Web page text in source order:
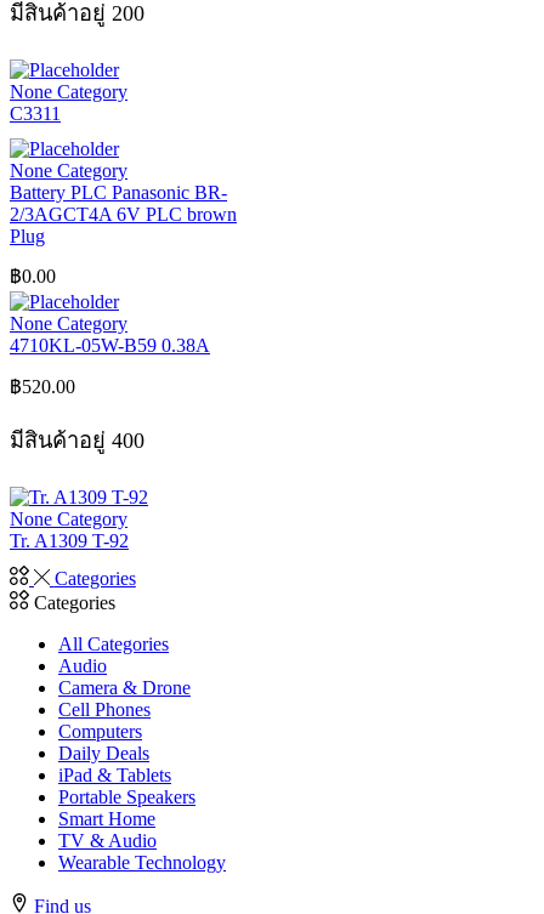
มีสินค้าอยู่ 200
None Category
C3311
None Category
Battery PLC Panasonic BR-
2/3AGCT4A 6V PLC brown
Plug
฿0.00
None Category
4710KL-05W-B59 0.38A
฿520.00
มีสินค้าอยู่ 400
None Category
Tr. A1309 T-92
Categories
Categories
All Categories
Audio
Camera & Drone
Cell Phones
Computers
Daily Deals
iPad & Tablets
Portable Speakers
Smart Home
TV & Audio
Wearable Technology
Find us